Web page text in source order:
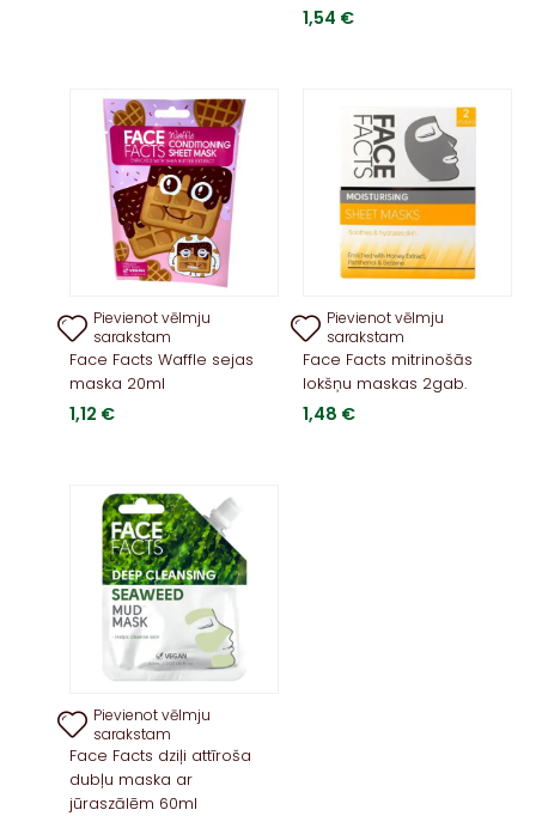
1,54 €
Pievienot vēlmju
sarakstam
Face Facts Waffle sejas
maska 20ml
1,12 €
Pievienot vēlmju
sarakstam
Face Facts mitrinošās
lokšņu maskas 2gab.
1,48 €
Pievienot vēlmju
sarakstam
Face Facts dziļi attīroša
dubļu maska ​​ar
jūraszālēm 60ml